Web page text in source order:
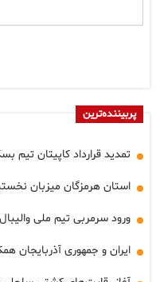
پربیننده‌ترین
تمدید قرارداد کاپیتان تیم
استان هرمزگان میزبان
ورود سرمربی تیم ملی
ایران و جمهوری آذربایجان